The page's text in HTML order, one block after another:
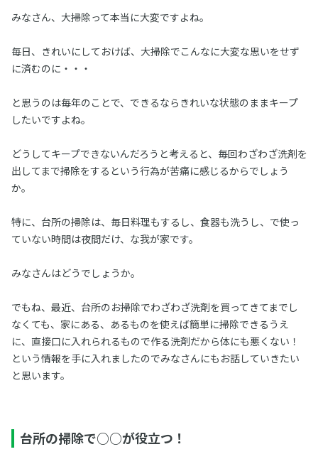
みなさん、大掃除って本当に大変ですよね。
毎日、きれいにしておけば、大掃除でこんなに大変な思いをせず
に済むのに・・・
と思うのは毎年のことで、できるならきれいな状態のままキープ
したいですよね。
どうしてキープできないんだろうと考えると、毎回わざわざ洗剤を
出してまで掃除をするという行為が苦痛に感じるからでしょう
か。
特に、台所の掃除は、毎日料理もするし、食器も洗うし、で使っ
ていない時間は夜間だけ、な我が家です。
みなさんはどうでしょうか。
でもね、最近、台所のお掃除でわざわざ洗剤を買ってきてまでし
なくても、家にある、あるものを使えば簡単に掃除できるうえ
に、直接口に入れられるもので作る洗剤だから体にも悪くない！
という情報を手に入れましたのでみなさんにもお話していきたい
と思います。
台所の掃除で○○が役立つ！